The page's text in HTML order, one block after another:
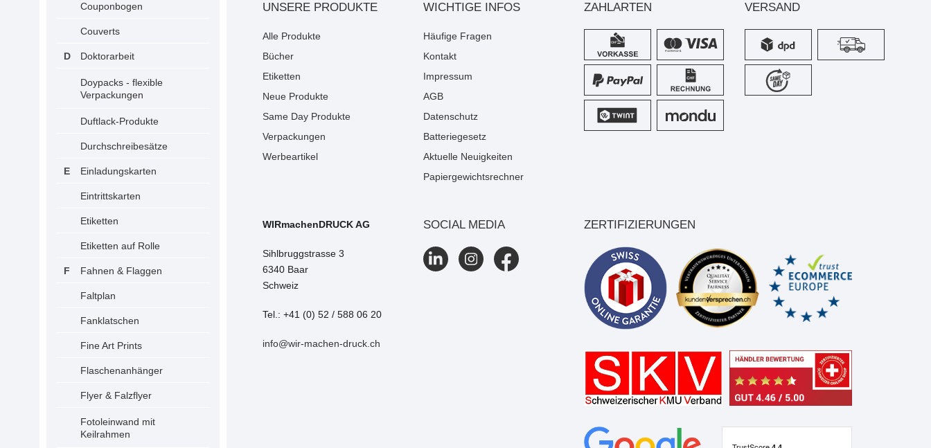
Couponbogen
Couverts
Doktorarbeit
Doypacks - flexible
Verpackungen
Duftlack-Produkte
Durchschreibesätze
Einladungskarten
Eintrittskarten
Etiketten
Etiketten auf Rolle
Fahnen & Flaggen
Faltplan
Fanklatschen
Fine Art Prints
Flaschenanhänger
Flyer & Falzflyer
Fotoleinwand mit
Keilrahmen
UNSERE PRODUKTE
Alle Produkte
Bücher
Etiketten
Neue Produkte
Same Day Produkte
Verpackungen
Werbeartikel
WICHTIGE INFOS
Häufige Fragen
Kontakt
Impressum
AGB
Datenschutz
Batteriegesetz
Aktuelle Neuigkeiten
Papiergewichtsrechner
ZAHLARTEN VERSAND
WIRmachenDRUCK AG
Sihlbruggstrasse 3
6340 Baar
Schweiz
Tel.: +41 (0) 52 / 588 06 20
info@wir-machen-druck.ch
SOCIAL MEDIA ZERTIFIZIERUNGEN